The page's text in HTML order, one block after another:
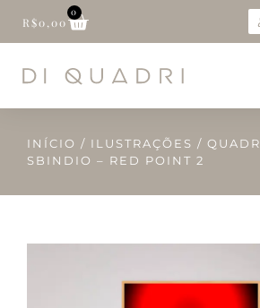
R$0,00
0
INÍCIO / ILUSTRAÇÕES /
SBINDIO – RED POINT 2